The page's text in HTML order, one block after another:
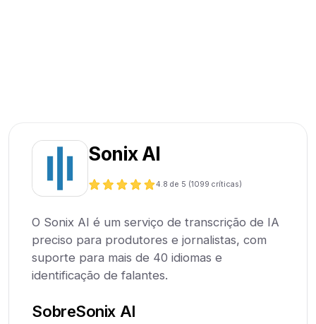
Sonix AI
4.8 de 5 (1099 críticas)
O Sonix AI é um serviço de transcrição de IA
preciso para produtores e jornalistas, com
suporte para mais de 40 idiomas e
identificação de falantes.
SobreSonix AI